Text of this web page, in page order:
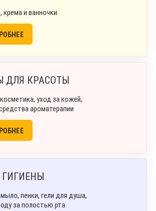
крема и ванночки
ДЛЯ КРАСОТЫ
уход за кожей,
ароматерапии
ГИГИЕНЫ
пенки, гели для душа,
за полостью рта